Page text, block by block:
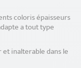
coloris épaisseurs
a tout type
inalterable dans le